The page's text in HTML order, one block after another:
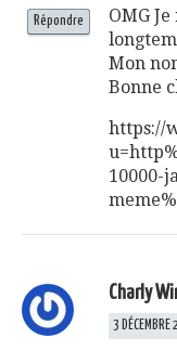
OMG
Mon
Bonne
https://
10000-
Répondre
Charly
3